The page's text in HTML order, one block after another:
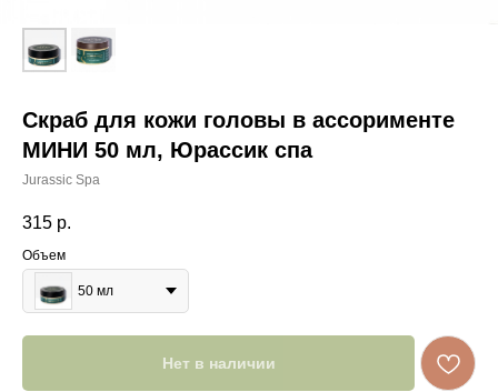
Скраб для кожи головы в ассорименте
МИНИ 50 мл, Юрассик спа
Jurassic Spa
315 р.
Объем
50 мл
Нет в наличии